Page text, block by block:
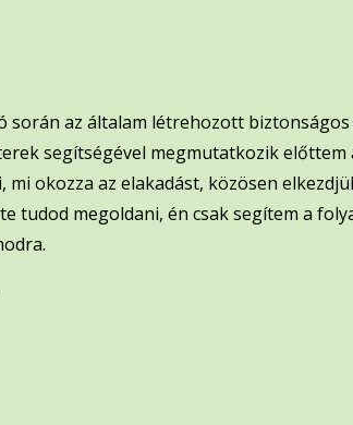
során az általam létrehozott
segítségével megmutatkozik előttem
okozza az elakadást, közösen
tudod megoldani, én csak segítem a